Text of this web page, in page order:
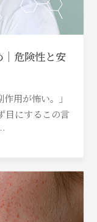
｜危険性と安
用が怖い。」
目にするこの言